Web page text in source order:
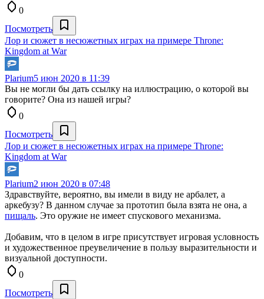
0
Посмотреть
Лор и сюжет в несюжетных играх на примере Throne:
Kingdom at War
Plarium5 июн 2020 в 11:39
Вы не могли бы дать ссылку на иллюстрацию, о которой вы
говорите? Она из нашей игры?
0
Посмотреть
Лор и сюжет в несюжетных играх на примере Throne:
Kingdom at War
Plarium2 июн 2020 в 07:48
Здравствуйте, вероятно, вы имели в виду не арбалет, а
аркебузу? В данном случае за прототип была взята не она, а
пищаль. Это оружие не имеет спускового механизма.
Добавим, что в целом в игре присутствует игровая условность
и художественное преувеличение в пользу выразительности и
визуальной доступности.
0
Посмотреть